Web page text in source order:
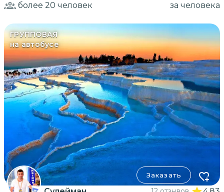
более 20 человек за человека
ГРУППОВАЯ
на автобусе
Заказать